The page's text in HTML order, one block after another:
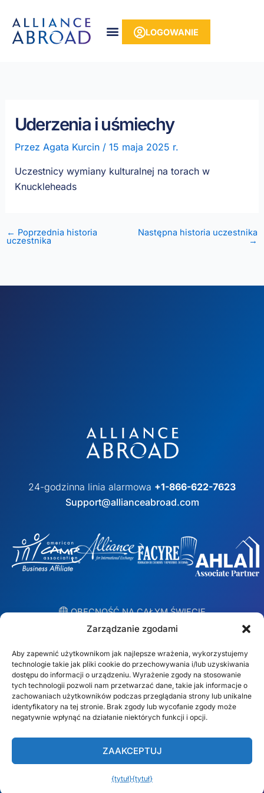
Zarządzanie zgodami
Aby zapewnić użytkownikom jak najlepsze wrażenia, wykorzystujemy
technologie takie jak pliki cookie do przechowywania i/lub uzyskiwania
dostępu do informacji o urządzeniu. Wyrażenie zgody na stosowanie
tych technologii pozwoli nam przetwarzać dane, takie jak informacje o
zachowaniach użytkowników podczas przeglądania strony lub unikalne
identyfikatory na tej stronie. Brak zgody lub wycofanie zgody może
negatywnie wpłynąć na działanie niektórych funkcji i opcji.
ZAAKCEPTUJ
{tytuł}{tytuł}
treści
treści
LOGOWANIE
Uderzenia i uśmiechy
Przez Agata Kurcin / 15 maja 2025 r.
Uczestnicy wymiany kulturalnej na torach w
Knuckleheads
← Poprzednia historia
uczestnika
Następna historia uczestnika
→
24-godzinna linia alarmowa +1-866-622-7623
Support@allianceabroad.com
︎ OBECNOŚĆ NA CAŁYM ŚWIECIE
Lokalne zespoły w 10 krajach
USA
Dubaj
Meksyk
España
Irlandia
Polska
Australia
S. Afryka
Znajdź swój lokalny zespół →